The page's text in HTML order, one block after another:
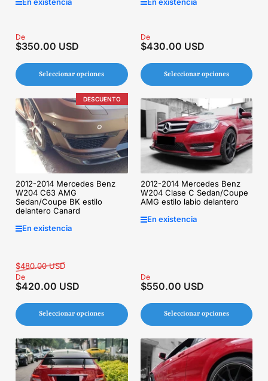
Precio
regular
De
$350.00 USD
Seleccionar opciones
Precio
regular
De
$430.00 USD
Seleccionar opciones
DESCUENTO
2012-2014 Mercedes Benz
W204 C63 AMG
Sedan/Coupe BK estilo
delantero Canard
En existencia
Precio
regular
$480.00 USDPrecio
venta
De
$420.00 USD
Seleccionar opciones
2012-2014 Mercedes Benz
W204 Clase C Sedan/Coupe
AMG estilo labio delantero
En existencia
Precio
regular
De
$550.00 USD
Seleccionar opciones